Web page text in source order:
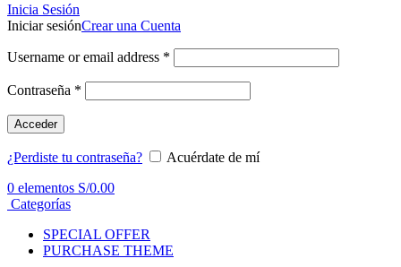
Inicia Sesión
Iniciar sesiónCrear una Cuenta
Username or email address *
Contraseña *
Acceder
¿Perdiste tu contraseña?
Acuérdate de mí
0 elementos S/0.00
Categorías
SPECIAL OFFER
PURCHASE THEME